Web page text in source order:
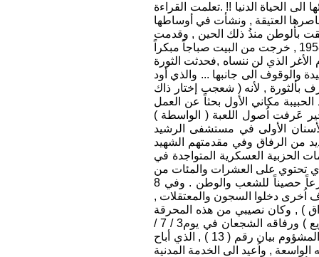
الحياة الدنيا !! .تعلمت القراءة
العتيقة , ونشأت في أوساطها
بألوطن منذُ ذلك الحين , وقدمت
كما قدم الآلاف غيري نصيبهم من الإعتقال والسجن والفصل .وصبيحة يوم الإثنين المصادف 14 تموز عام 1958 , خرجت من البيت صباجاً مبكراً
الذي لن ننساه ,فحدثت الثورة
والوقوف الى جانبها ... والذي أود
بألثورة , لأنه ( شعجب إختار ذاك
مكاني الأول بحثاً عن العمل
عَرفت اُصول اللعبة ( الواسطة )
الأولى في مستشفى الرشيد
من الرفاق وفي مقدمتهم الشهيد
الحزبية العسكرية المتواجدة في
تحتوي على العشرات والمئات من
الصحف والمجلات والكتب والقصص الثورية , وكان الهدف منها تنوير أبناء القوات المسلحة , وجعلهم درعاً حصيناً للشعب والوطن . وفي 8
اُخرى دخلوا السجون والمعتقلات ,
) , وكان نصيبي من هذه المحرقة
سنتين سجن زائد ستة أشهر ( مرحمة !! ) , على أثر قيام الحركة البطولية التي نفذها الشهيد ( حسن سريع ) ورفاقه الشجعان في يوم3 / 7 /
1963 , وجاءت هذه الزيادة لكل العسكريين من الحاكم العسكري العام ( رشيد مُصلح ) والمعروف ببيانه المشؤوم بيان رقم ( 13 ) , الذي أباح
, واُعيد الى الخدمة المدنية